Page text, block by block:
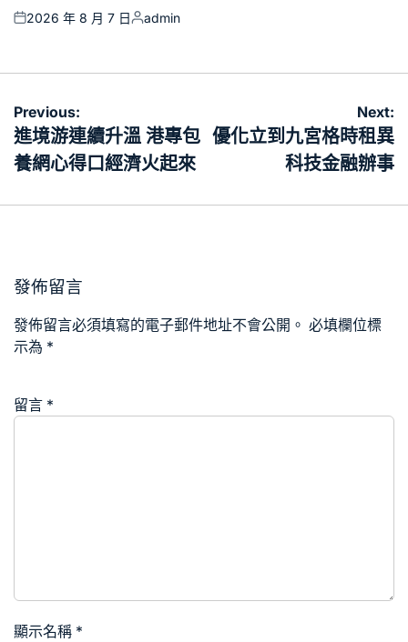
Posted
2026 年 8 月 7 日
Posted
admin
文
章
導
Previous:
進境游連續升溫 港專包
養網心得口經濟火起來
Next:
優化立到九宮格時租異
科技金融辦事
發佈留言
發佈留言必須填寫的電子郵件地址不會公開。 必填欄位標
示為 *
留言 *
顯示名稱 *